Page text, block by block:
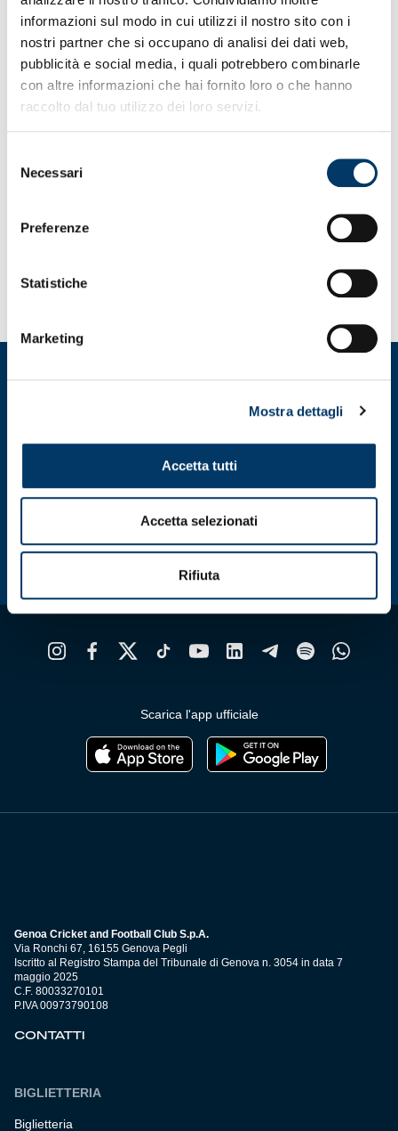
informazioni sul modo in cui utilizzi il nostro sito con i
nostri partner che si occupano di analisi dei dati web,
pubblicità e social media, i quali potrebbero combinarle
con altre informazioni che hai fornito loro o che hanno
raccolto dal tuo utilizzo dei loro servizi.
delNecessari
Preferenze
Statistiche
Marketing
Mostra dettagli
Accetta tutti
Accetta selezionati
Rifiuta
CATEGORIES
Giovanile
Partite
Stampa
Scarica l'app ufficiale
Genoa Cricket and Football Club S.p.A.
Via Ronchi 67, 16155 Genova Pegli
Iscritto al Registro Stampa del Tribunale di Genova n. 3054 in data 7
maggio 2025
C.F. 80033270101
P.IVA 00973790108
CONTATTI
BIGLIETTERIA
Biglietteria